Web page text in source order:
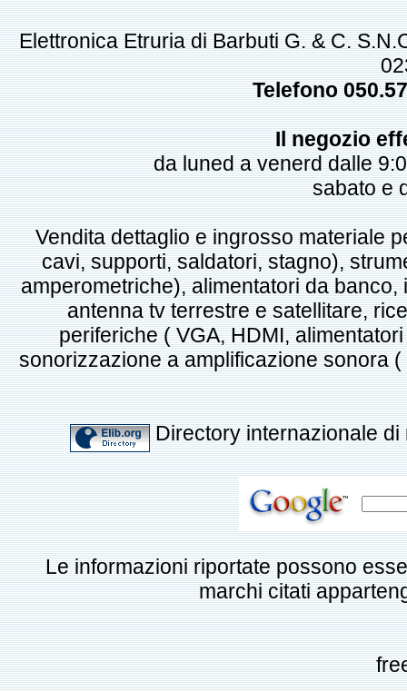
Elettronica Etruria di Barbuti G. & C.
Telefono
Il negozio
da luned a venerd dalle
sabato e
Vendita dettaglio e ingrosso materiale
cavi, supporti, saldatori, stagno),
amperometriche), alimentatori da
antenna tv terrestre e satellitare,
periferiche ( VGA, HDMI,
sonorizzazione a amplificazione sonora
Directory internazionale di
Le informazioni riportate possono
marchi citati